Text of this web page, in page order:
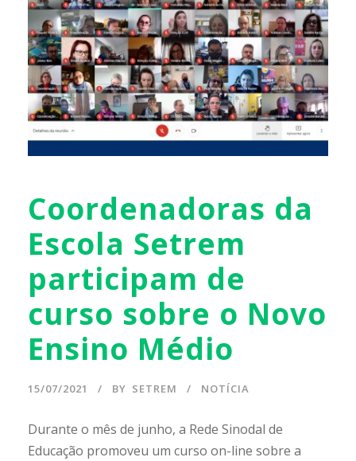
Coordenadoras da
Escola Setrem
participam de
curso sobre o Novo
Ensino Médio
15/07/2021 BY SETREM NOTÍCIA
Durante o mês de junho, a Rede Sinodal de
Educação promoveu um curso on-line sobre a